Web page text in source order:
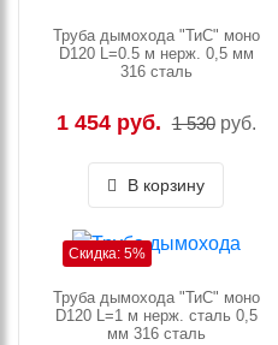
Труба дымохода "ТиС" моно
D120 L=0.5 м нерж. 0,5 мм
316 сталь
1 454 руб. 1 530 руб.
В корзину
Скидка: 5%
Труба дымохода "ТиС" моно
D120 L=1 м нерж. сталь 0,5
мм 316 сталь